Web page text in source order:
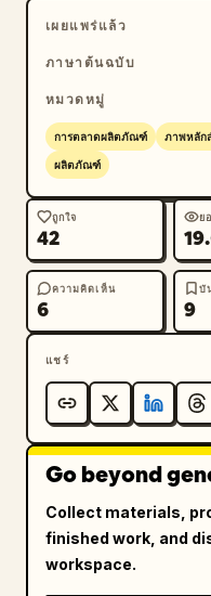
เผยแพร่แล้ว
ภาษาต้นฉบับ
หมวดหมู่
การตลาดผลิตภัณฑ์ ภาพหลัก
ผลิตภัณฑ์
ถูกใจ
42
ย
ความคิดเห็น
6
บั
9
แชร์
Go beyond
Collect materials,
finished work, and
workspace.